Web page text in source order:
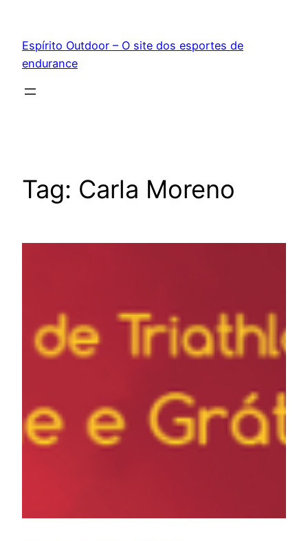
conteúdo
Espírito Outdoor – O site dos esportes de
endurance
Tag: Carla Moreno